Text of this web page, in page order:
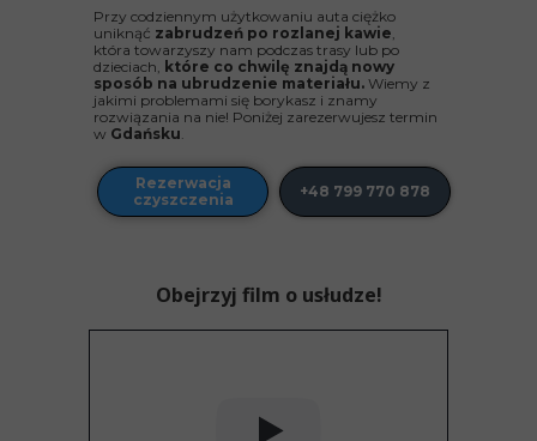
Przy codziennym użytkowaniu auta ciężko
uniknąć zabrudzeń po rozlanej kawie,
która towarzyszy nam podczas trasy lub po
dzieciach, które co chwilę znajdą nowy
sposób na ubrudzenie materiału. Wiemy z
jakimi problemami się borykasz i znamy
rozwiązania na nie! Poniżej zarezerwujesz termin
w Gdańsku.
+48 799 770 878
Rezerwacja
czyszczenia
Obejrzyj film o usłudze!